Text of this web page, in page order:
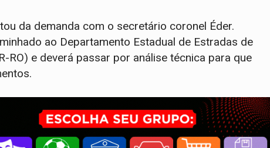
da demanda com o secretário coronel Éder.
ao Departamento Estadual de Estradas de
RO) e deverá passar por análise técnica para que